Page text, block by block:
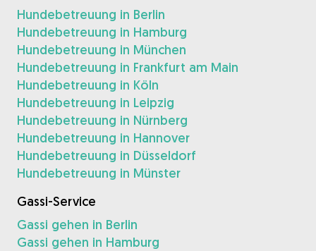
Hundebetreuung in Berlin
Hundebetreuung in Hamburg
Hundebetreuung in München
Hundebetreuung in Frankfurt am Main
Hundebetreuung in Köln
Hundebetreuung in Leipzig
Hundebetreuung in Nürnberg
Hundebetreuung in Hannover
Hundebetreuung in Düsseldorf
Hundebetreuung in Münster
Gassi-Service
Gassi gehen in Berlin
Gassi gehen in Hamburg